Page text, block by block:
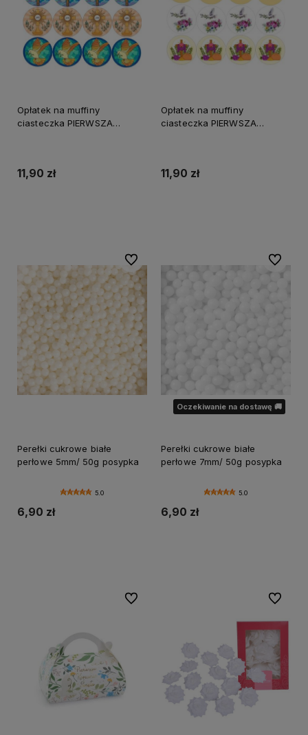
Opłatek na muffiny
ciasteczka PIERWSZA
11,90 zł
Opłatek na muffiny
ciasteczka PIERWSZA
11,90 zł
Perełki cukrowe białe
perłowe 5mm/ 50g posypka
5.0
6,90 zł
Do ulubionych
Oczekiwanie na dostawę 🚚
Perełki cukrowe białe
perłowe 7mm/ 50g posypka
5.0
6,90 zł
Do
Do ulubionych Do